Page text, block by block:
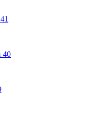
41
40